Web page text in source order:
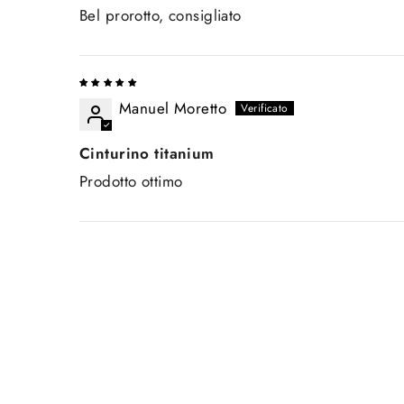
Bel prorotto, consigliato
Manuel Moretto
Cinturino titanium
Prodotto ottimo